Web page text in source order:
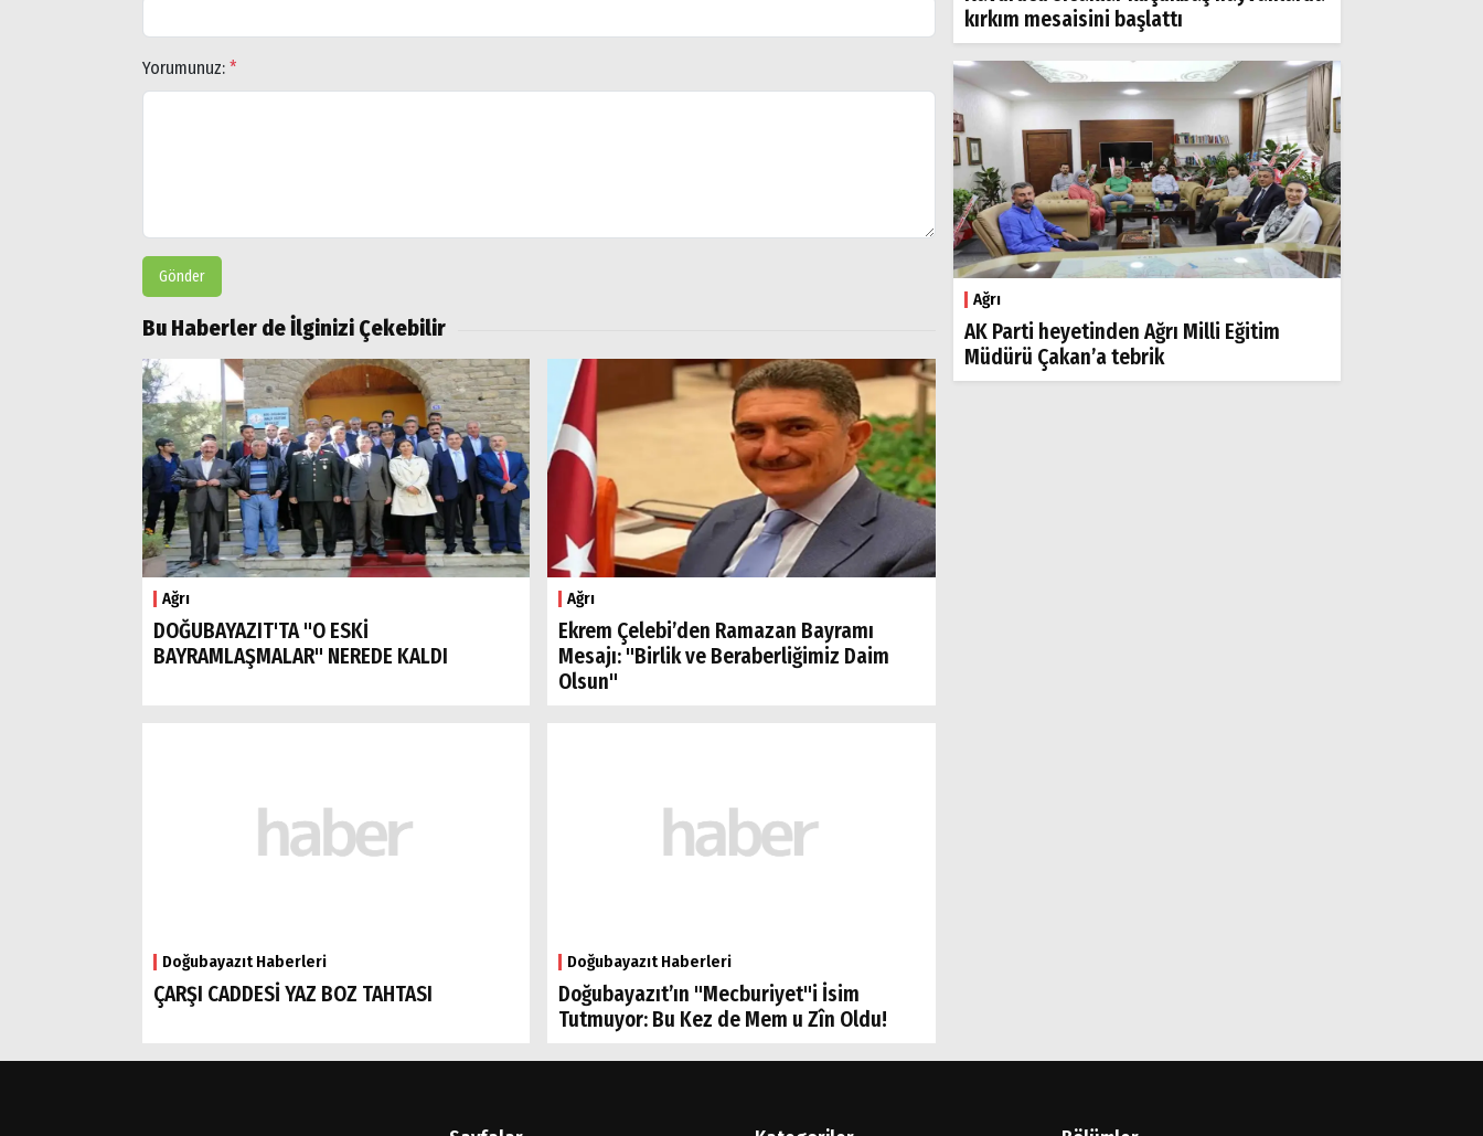
Yorumunuz: *
Gönder
Bu Haberler de İlginizi Çekebilir
Ağrı
DOĞUBAYAZIT'TA "O ESKİ
BAYRAMLAŞMALAR" NEREDE KALDI
Ağrı
Ekrem Çelebi’den Ramazan Bayramı
Mesajı: "Birlik ve Beraberliğimiz Daim
Olsun"
Doğubayazıt Haberleri
ÇARŞI CADDESİ YAZ BOZ TAHTASI
Doğubayazıt Haberleri
Doğubayazıt’ın "Mecburiyet"i İsim
Tutmuyor: Bu Kez de Mem u Zîn Oldu!
kırkım mesaisini başlattı
Ağrı
AK Parti heyetinden Ağrı Milli Eğitim
Müdürü Çakan’a tebrik